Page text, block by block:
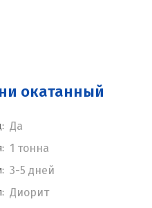
окатанный
Да
1 тонна
3-5 дней
Диорит